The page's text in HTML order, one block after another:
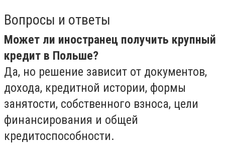
Вопросы и ответы
Может ли иностранец получить крупный
кредит в Польше?
Да, но решение зависит от документов,
дохода, кредитной истории, формы
занятости, собственного взноса, цели
финансирования и общей
кредитоспособности.